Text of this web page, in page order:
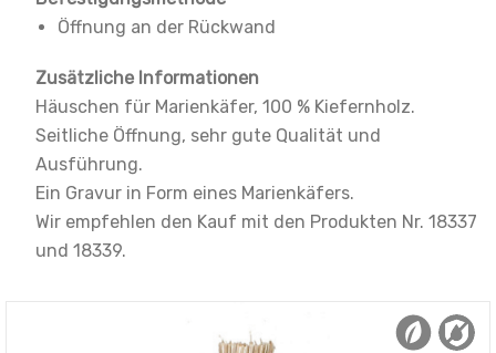
Öffnung an der Rückwand
Zusätzliche Informationen
Häuschen für Marienkäfer, 100 % Kiefernholz.
Seitliche Öffnung, sehr gute Qualität und
Ausführung.
Ein Gravur in Form eines Marienkäfers.
Wir empfehlen den Kauf mit den Produkten Nr. 18337
und 18339.